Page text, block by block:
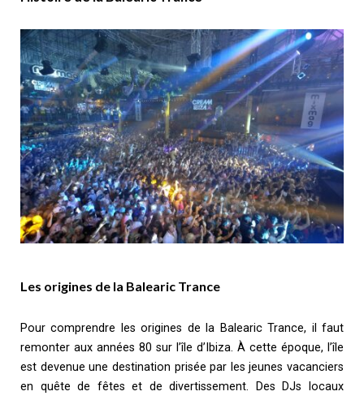
Les origines de la Balearic Trance
Pour comprendre les origines de la Balearic Trance, il faut
remonter aux années 80 sur l’île d’Ibiza. À cette époque, l’île
est devenue une destination prisée par les jeunes vacanciers
en quête de fêtes et de divertissement. Des DJs locaux